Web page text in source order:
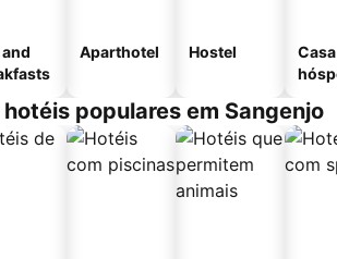
Aparthotel Hostel
populares em Sangenjo